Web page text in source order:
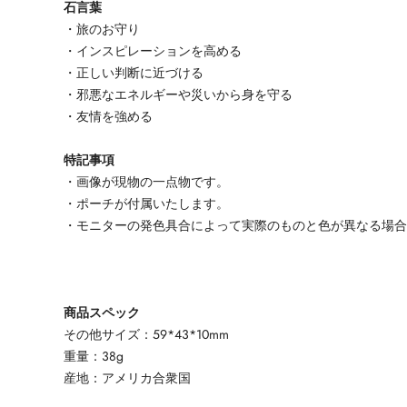
石言葉
・旅のお守り
・インスピレーションを高める
・正しい判断に近づける
・邪悪なエネルギーや災いから身を守る
・友情を強める
特記事項
・画像が現物の一点物です。
・ポーチが付属いたします。
・モニターの発色具合によって実際のものと色が異なる場合
商品スペック
その他サイズ：59*43*10mm
重量：38g
産地：アメリカ合衆国